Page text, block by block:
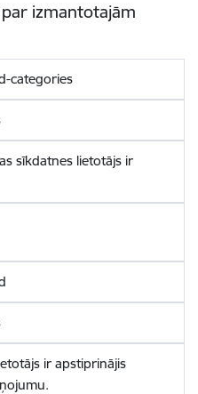
izmantotajām
categories
sīkdatnes lietotājs ir
ir apstiprinājis